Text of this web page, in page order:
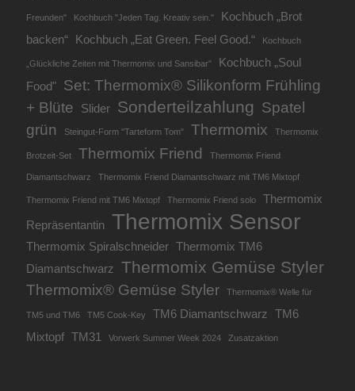
Freunden" Kochbuch "Jeden Tag. Kreativ sein."
Kochbuch „Brot
backen“ Kochbuch „Eat Green. Feel Good.“ Kochbuch
„Glückliche Zeiten mit Thermomix und Sansibar"
Kochbuch „Soul
Food" Set: Thermomix® Silikonform Frühling
+ Blüte
Slider Sonderteilzahlung Spatel
grün
Steingut-Form "Tarteform Tom" Thermomix Thermomix
Brotzeit-Set Thermomix Friend Thermomix Friend
Diamantschwarz Thermomix Friend Diamantschwarz mit TM6 Mixtopf
Thermomix Friend mit TM6 Mixtopf Thermomix Friend solo
Thermomix
Repräsentantin Thermomix Sensor
Thermomix Spiralschneider Thermomix TM6
Diamantschwarz
Thermomix Gemüse Styler
Thermomix® Gemüse Styler Thermomix® Welle für
TM5 und TM6 TM5 Cook-Key TM6 Diamantschwarz
TM6
Mixtopf TM31 Vorwerk Summer Week 2024 Zusatzaktion